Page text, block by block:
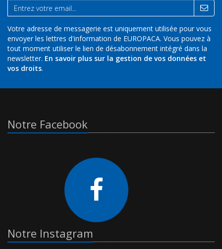
Votre adresse de messagerie est uniquement utilisée pour vous
envoyer les lettres d'information de EUROPACA. Vous pouvez à
tout moment utiliser le lien de désabonnement intégré dans la
newsletter. En savoir plus sur la gestion de vos données et
vos droits.
Notre Facebook
Notre Instagram